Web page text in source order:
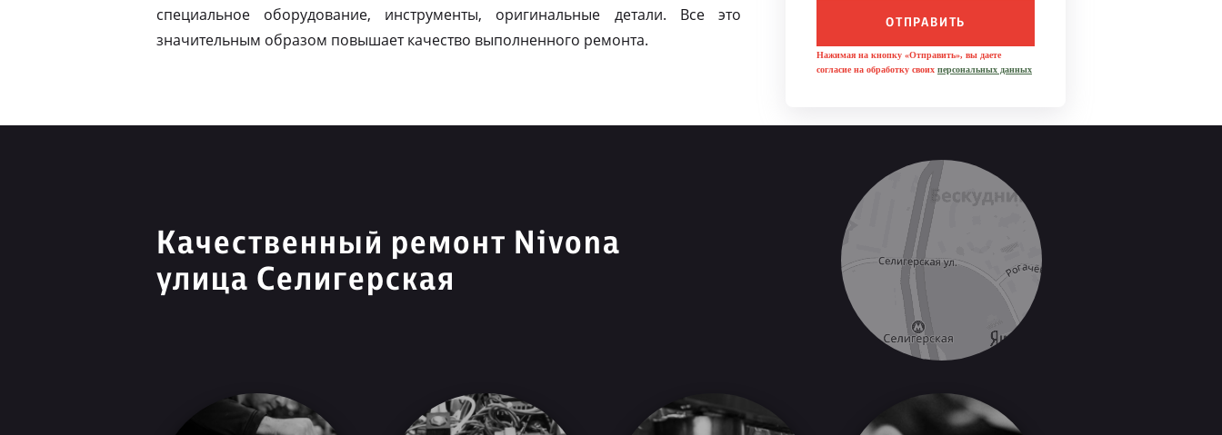
специальное оборудование, инструменты, оригинальные детали. Все это
значительным образом повышает качество выполненного ремонта.
ОТПРАВИТЬ
Нажимая на кнопку «Отправить», вы даете
согласие на обработку своих персональных данных
Качественный ремонт Nivona
улица Селигерская